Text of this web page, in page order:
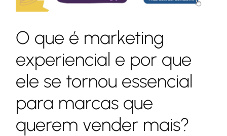
O que é marketing
experiencial e por que
ele se tornou essencial
para marcas que
querem vender mais?